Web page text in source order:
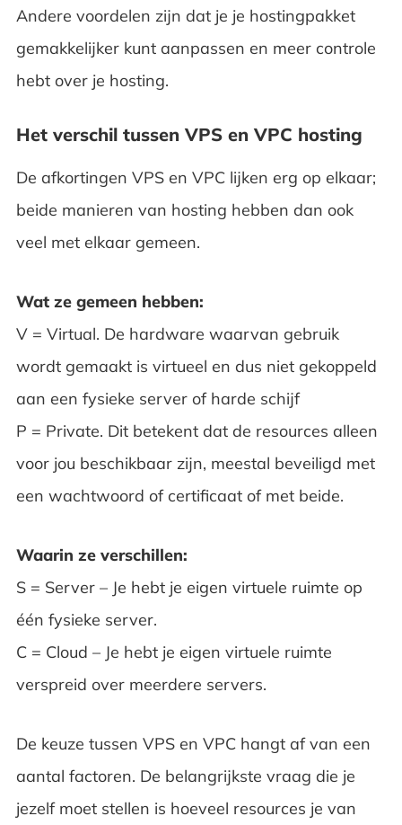
Andere voordelen zijn dat je je hostingpakket
gemakkelijker kunt aanpassen en meer controle
hebt over je hosting.
Het verschil tussen VPS en VPC hosting
De afkortingen VPS en VPC lijken erg op elkaar;
beide manieren van hosting hebben dan ook
veel met elkaar gemeen.
Wat ze gemeen hebben:
V = Virtual. De hardware waarvan gebruik
wordt gemaakt is virtueel en dus niet gekoppeld
aan een fysieke server of harde schijf
P = Private. Dit betekent dat de resources alleen
voor jou beschikbaar zijn, meestal beveiligd met
een wachtwoord of certificaat of met beide.
Waarin ze verschillen:
S = Server – Je hebt je eigen virtuele ruimte op
één fysieke server.
C = Cloud – Je hebt je eigen virtuele ruimte
verspreid over meerdere servers.
De keuze tussen VPS en VPC hangt af van een
aantal factoren. De belangrijkste vraag die je
jezelf moet stellen is hoeveel resources je van